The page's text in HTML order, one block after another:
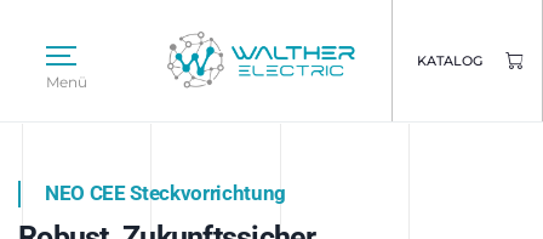
Menü
KATALOG
NEO CEE Steckvorrichtung